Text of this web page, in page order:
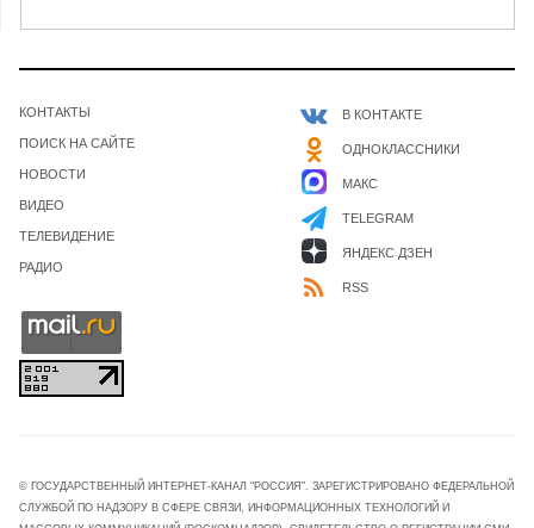
КОНТАКТЫ
ПОИСК НА САЙТЕ
НОВОСТИ
ВИДЕО
ТЕЛЕВИДЕНИЕ
РАДИО
В КОНТАКТЕ
ОДНОКЛАССНИКИ
МАКС
TELEGRAM
ЯНДЕКС ДЗЕН
RSS
© ГОСУДАРСТВЕННЫЙ ИНТЕРНЕТ-КАНАЛ "РОССИЯ". ЗАРЕГИСТРИРОВАНО ФЕДЕРАЛЬНОЙ
СЛУЖБОЙ ПО НАДЗОРУ В СФЕРЕ СВЯЗИ, ИНФОРМАЦИОННЫХ ТЕХНОЛОГИЙ И